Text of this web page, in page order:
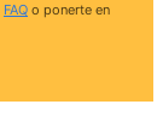
FAQ o ponerte en